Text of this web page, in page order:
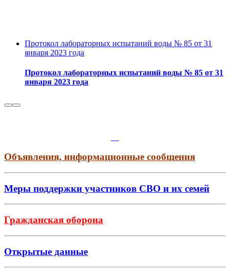
Протокол лабораторных испытаний воды № 85 от 31
января 2023 года
Протокол лабораторных испытаний воды № 85 от 31
января 2023 года
Объявления, информационные сообщения
Меры поддержки участников СВО и их семей
Гражданская оборона
Открытые данные